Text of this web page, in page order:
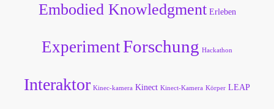
Embodied Knowledgment Erleben
ExperimentForschung Hackathon
Interaktor Kinec-kamera Kinect Kinect-Kamera Körper LEAP